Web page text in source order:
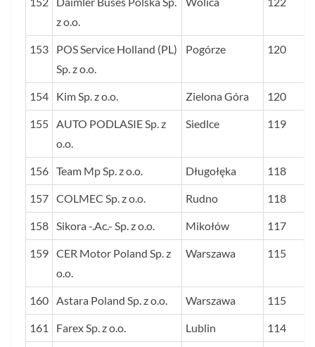
z o.o.
153
POS Service Holland (PL)
Sp. z o.o.
Pogórze 120
154 Kim Sp. z o.o. Zielona Góra 120
155
AUTO PODLASIE Sp. z
o.o.
Siedlce 119
156 Team Mp Sp. z o.o. Długołęka 118
157 COLMEC Sp. z o.o. Rudno 118
158 Sikora -.Ac.- Sp. z o.o. Mikołów 117
159 CER Motor Poland Sp. z
o.o.
Warszawa 115
160 Astara Poland Sp. z o.o. Warszawa 115
161 Farex Sp. z o.o. Lublin 114